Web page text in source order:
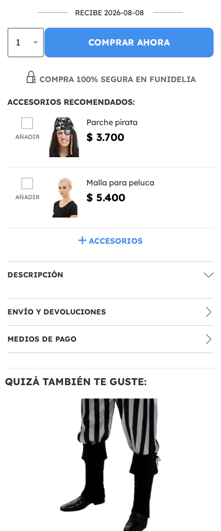
RECIBE 2026-08-08
COMPRAR AHORA
COMPRA 100% SEGURA EN FUNIDELIA
ACCESORIOS RECOMENDADOS:
AÑADIR
Parche pirata
$ 3.700
AÑADIR
Malla para peluca
$ 5.400
ACCESORIOS
DESCRIPCIÓN
ENVÍO Y DEVOLUCIONES
MEDIOS DE PAGO
QUIZÁ TAMBIÉN TE GUSTE: